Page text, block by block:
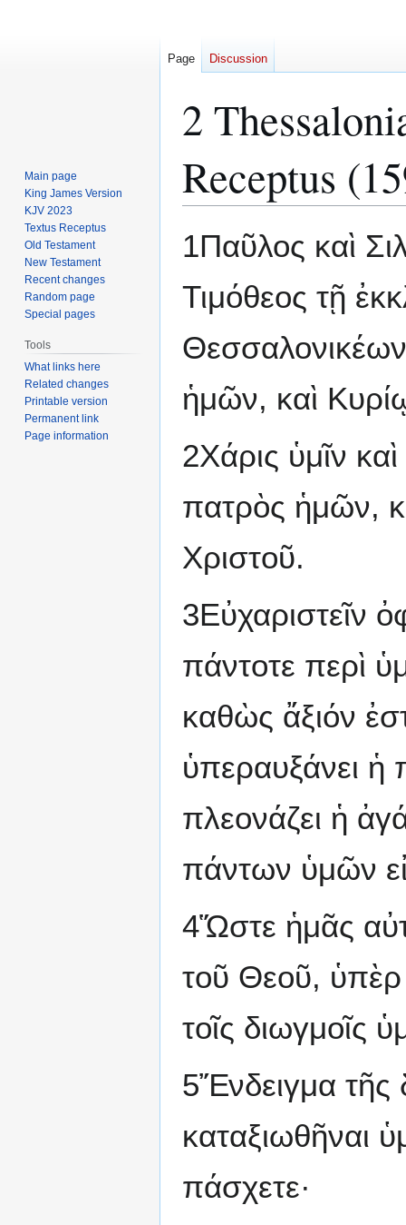
2
Receptus
1Παῦλος καὶ
Τιμόθεος τῇ
ἡμῶν, καὶ
2Χάρις ὑμῖν
πατρὸς ἡμῶν,
Χριστοῦ.
3Εὐχαριστεῖν
πάντοτε περὶ
καθὼς ἄξιόν
ὑπεραυξάνει ἡ
πλεονάζει ἡ
πάντων ὑμῶν
4Ὥστε ἡμᾶς
τοῦ Θεοῦ,
τοῖς διωγμοῖς
5Ἔνδειγμα τῆς
καταξιωθῆναι
πάσχετε·
Page Discussion
Main page
King James Version
KJV 2023
Textus Receptus
Old Testament
New Testament
Recent changes
Random page
Special pages
Tools
What links here
Related changes
Printable version
Permanent link
Page information